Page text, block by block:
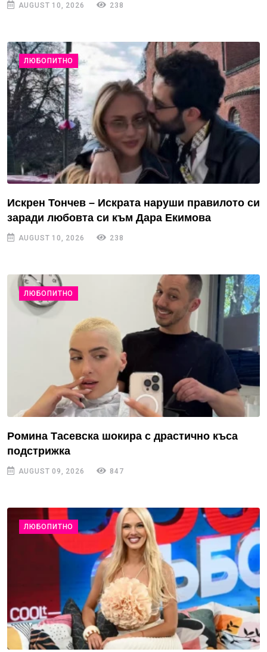
AUGUST 10, 2026 238
ЛЮБОПИТНО
Искрен Тончев – Искрата наруши правилото си
заради любовта си към Дара Екимова
AUGUST 10, 2026 238
ЛЮБОПИТНО
Ромина Тасевска шокира с драстично къса
подстрижка
AUGUST 09, 2026 847
ЛЮБОПИТНО